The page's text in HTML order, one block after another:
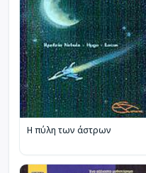
Η πύλη των άστρων